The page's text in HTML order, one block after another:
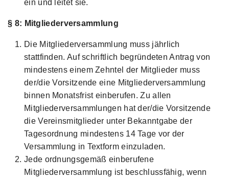
ein und leitet sie.
§ 8: Mitgliederversammlung
Die Mitgliederversammlung muss jährlich
stattfinden. Auf schriftlich begründeten Antrag von
mindestens einem Zehntel der Mitglieder muss
der/die Vorsitzende eine Mitgliederversammlung
binnen Monatsfrist einberufen. Zu allen
Mitgliederversammlungen hat der/die Vorsitzende
die Vereinsmitglieder unter Bekanntgabe der
Tagesordnung mindestens 14 Tage vor der
Versammlung in Textform einzuladen.
Jede ordnungsgemäß einberufene
Mitgliederversammlung ist beschlussfähig, wenn